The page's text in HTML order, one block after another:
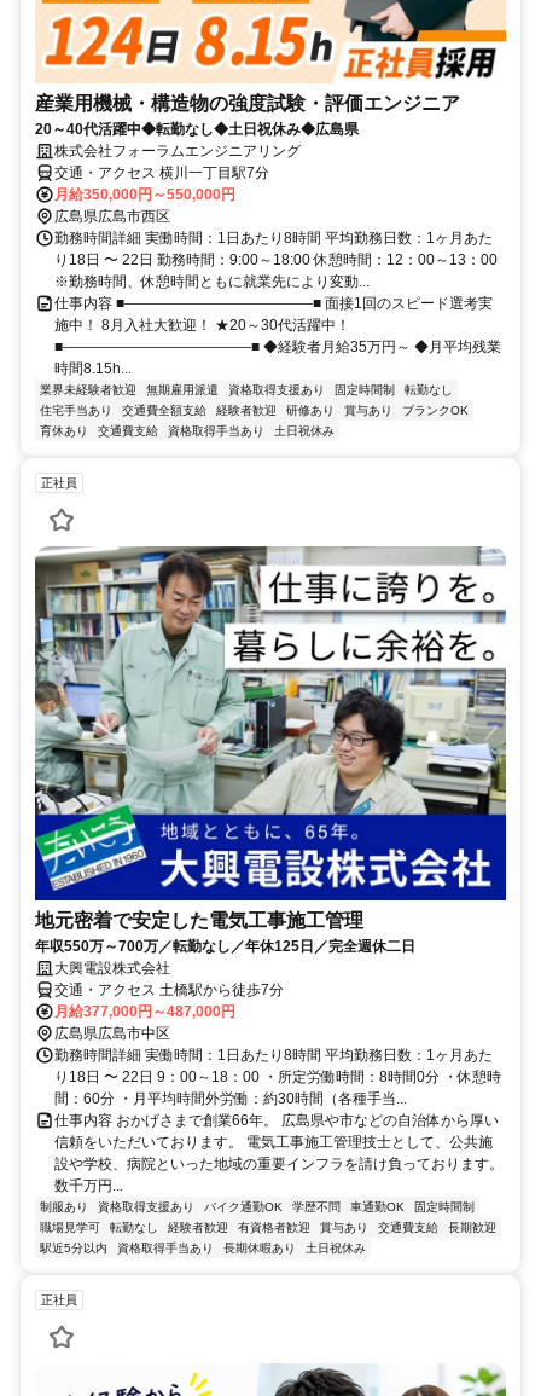
産業用機械・構造物の強度試験・評価エンジニア
20～40代活躍中◆転勤なし◆土日祝休み◆広島県
株式会社フォーラムエンジニアリング
交通・アクセス 横川一丁目駅7分
月給350,000円～550,000円
広島県広島市西区
勤務時間詳細 実働時間：1日あたり8時間 平均勤務日数：1ヶ月あた
り18日 〜 22日 勤務時間：9:00～18:00 休憩時間：12：00～13：00
※勤務時間、休憩時間ともに就業先により変動...
仕事内容 ■―――――――――――――■ 面接1回のスピード選考実
施中！ 8月入社大歓迎！ ★20～30代活躍中！
■―――――――――――――■ ◆経験者月給35万円～ ◆月平均残業
時間8.15h...
業界未経験者歓迎 無期雇用派遣 資格取得支援あり 固定時間制
転勤なし
住宅手当あり
交通費全額支給 経験者歓迎 研修あり 賞与あり
ブランクOK
育休あり
交通費支給 資格取得手当あり 土日祝休み
正社員
地元密着で安定した電気工事施工管理
年収550万～700万／転勤なし／年休125日／完全週休二日
大興電設株式会社
交通・アクセス 土橋駅から徒歩7分
月給377,000円～487,000円
広島県広島市中区
勤務時間詳細 実働時間：1日あたり8時間 平均勤務日数：1ヶ月あた
り18日 〜 22日 9：00～18：00 ・所定労働時間：8時間0分 ・休憩時
間：60分 ・月平均時間外労働：約30時間（各種手当...
仕事内容 おかげさまで創業66年。 広島県や市などの自治体から厚い
信頼をいただいております。 電気工事施工管理技士として、公共施
設や学校、病院といった地域の重要インフラを請け負っております。
数千万円...
制服あり 資格取得支援あり バイク通勤OK 学歴不問 車通勤OK
固定時間制
職場見学可
転勤なし 経験者歓迎 有資格者歓迎 賞与あり 交通費支給
長期歓迎
駅近5分以内
資格取得手当あり 長期休暇あり 土日祝休み
正社員